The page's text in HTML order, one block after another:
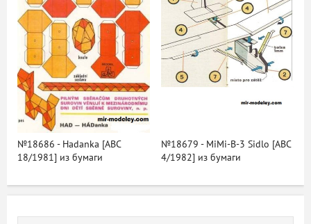
№18686 - Hadanka [ABC
18/1981] из бумаги
№18679 - MiMi-B-3 Sidlo [ABC
4/1982] из бумаги